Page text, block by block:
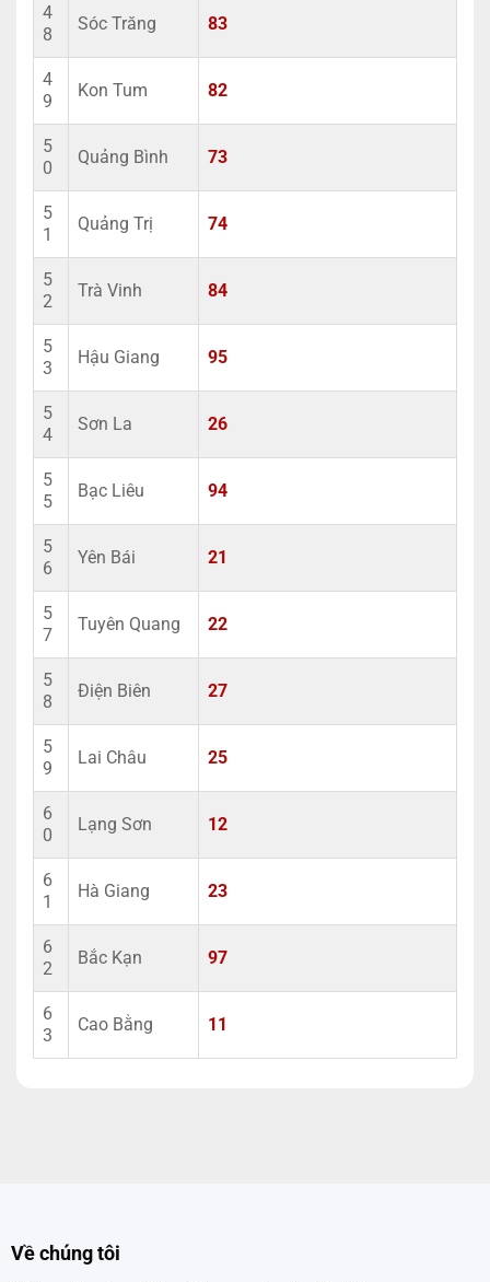
4
8
Sóc Trăng 83
4
9
Kon Tum 82
5
0
Quảng Bình 73
5
1
Quảng Trị 74
5
2
Trà Vinh 84
5
3
Hậu Giang 95
5
4
Sơn La 26
5
5
Bạc Liêu 94
5
6
Yên Bái 21
5
7
Tuyên Quang 22
5
8
Điện Biên 27
5
9
Lai Châu 25
6
0
Lạng Sơn 12
6
1
Hà Giang 23
6
2
Bắc Kạn 97
6
3
Cao Bằng 11
Về chúng tôi